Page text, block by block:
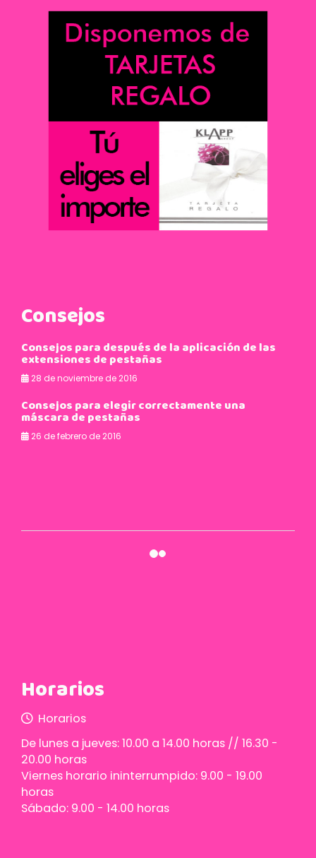
Consejos
Consejos para después de la aplicación de las
extensiones de pestañas
28 de noviembre de 2016
Consejos para elegir correctamente una
máscara de pestañas
26 de febrero de 2016
Horarios
Horarios
De lunes a jueves: 10.00 a 14.00 horas // 16.30 -
20.00 horas
Viernes horario ininterrumpido: 9.00 - 19.00
horas
Sábado: 9.00 - 14.00 horas